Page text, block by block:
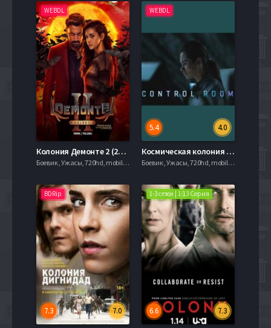
WEBDL
Колония Демонте 2 (2024)
Боевик , Ужасы, 720hd, mobilen,
WEBDL
4.0
5.4
Космическая колония (2025)
Боевик , Ужасы, 720hd, mobilen,
BDRip
7.0
7.3
1-3 сезон | 1-13 Серия
7.3
6.6